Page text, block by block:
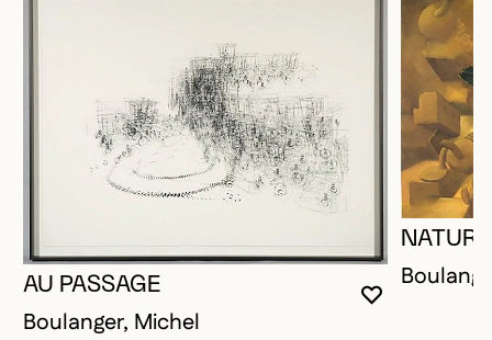
VOUS
FERMER
OUVRIR LA
AU PASSAGE
Boulanger, Michel